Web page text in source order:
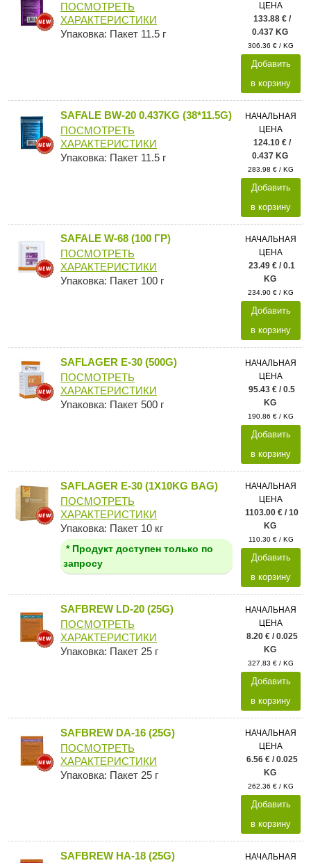
ПОСМОТРЕТЬ
ХАРАКТЕРИСТИКИ
Упаковка: Пакет 11.5 г
ЦЕНА
133.88 € /
0.437 KG
306.36 € / KG
Добавить
в корзину
SAFALE BW-20 0.437KG (38*11.5G)
ПОСМОТРЕТЬ
ХАРАКТЕРИСТИКИ
Упаковка: Пакет 11.5 г
НАЧАЛЬНАЯ
ЦЕНА
124.10 € /
0.437 KG
283.98 € / KG
Добавить
в корзину
SAFALE W-68 (100 ГР)
ПОСМОТРЕТЬ
ХАРАКТЕРИСТИКИ
Упаковка: Пакет 100 г
НАЧАЛЬНАЯ
ЦЕНА
23.49 € / 0.1
KG
234.90 € / KG
Добавить
в корзину
SAFLAGER E-30 (500G)
ПОСМОТРЕТЬ
ХАРАКТЕРИСТИКИ
Упаковка: Пакет 500 г
НАЧАЛЬНАЯ
ЦЕНА
95.43 € / 0.5
KG
190.86 € / KG
Добавить
в корзину
SAFLAGER E-30 (1X10KG BAG)
ПОСМОТРЕТЬ
ХАРАКТЕРИСТИКИ
Упаковка: Пакет 10 кг
* Продукт доступен только по
запросу
НАЧАЛЬНАЯ
ЦЕНА
1103.00 € / 10
KG
110.30 € / KG
Добавить
в корзину
SAFBREW LD-20 (25G)
ПОСМОТРЕТЬ
ХАРАКТЕРИСТИКИ
Упаковка: Пакет 25 г
НАЧАЛЬНАЯ
ЦЕНА
8.20 € / 0.025
KG
327.83 € / KG
Добавить
в корзину
SAFBREW DA-16 (25G)
ПОСМОТРЕТЬ
ХАРАКТЕРИСТИКИ
Упаковка: Пакет 25 г
НАЧАЛЬНАЯ
ЦЕНА
6.56 € / 0.025
KG
262.36 € / KG
Добавить
в корзину
SAFBREW HA-18 (25G) НАЧАЛЬНАЯ